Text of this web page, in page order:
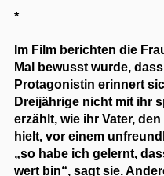
*
Im Film berichten die
Mal bewusst wurde,
Protagonistin erinnert
Dreijährige nicht mit ihr
erzählt, wie ihr Vater,
hielt, vor einem
„so habe ich gelernt,
wert bin“, sagt sie.